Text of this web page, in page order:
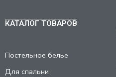
КАТАЛОГ ТОВАРОВ
Постельное белье
Для спальни